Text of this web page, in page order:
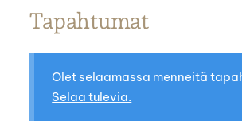
Tapahtumat
Olet selaamassa menneitä
Selaa tulevia.